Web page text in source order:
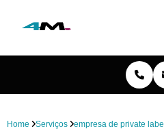
Home Serviços empresa de private label